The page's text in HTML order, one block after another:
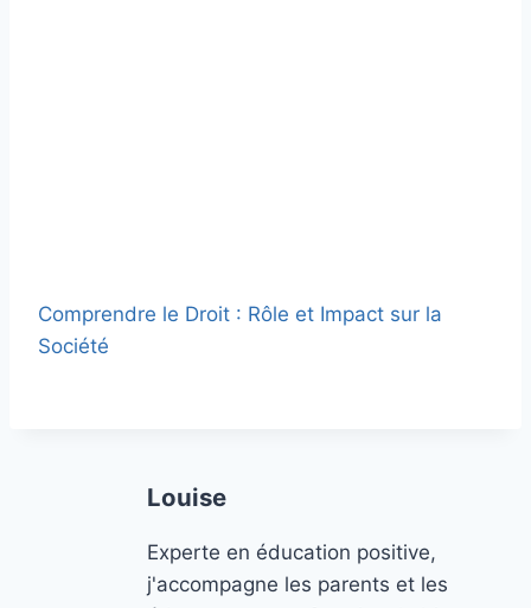
Comprendre le Droit : Rôle et Impact sur la
Société
Louise
Experte en éducation positive,
j'accompagne les parents et les